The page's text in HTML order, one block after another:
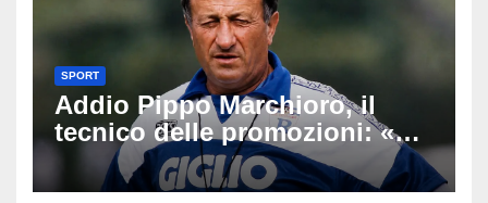
SPORT
Addio Pippo Marchioro, il
tecnico delle promozioni: «Ha
scritto pagine indimenticabili
del nostro calcio»